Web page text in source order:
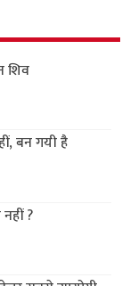
शिव
बन गयी है
?